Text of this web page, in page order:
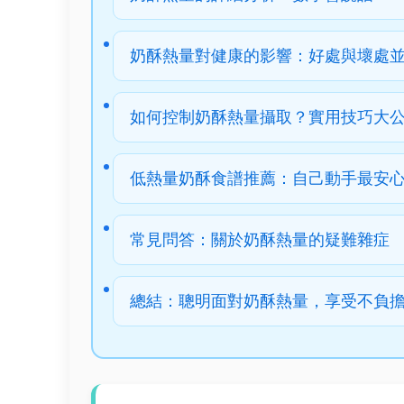
奶酥熱量對健康的影響：好處與壞處
如何控制奶酥熱量攝取？實用技巧大
低熱量奶酥食譜推薦：自己動手最安
常見問答：關於奶酥熱量的疑難雜症
總結：聰明面對奶酥熱量，享受不負